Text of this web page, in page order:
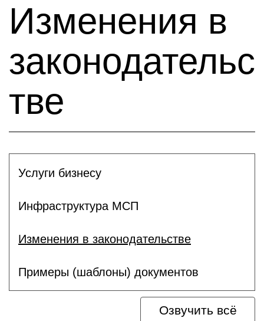
Изменения в
законодательс
тве
Услуги бизнесу
Инфраструктура МСП
Изменения в законодательстве
Примеры (шаблоны) документов
Озвучить всё